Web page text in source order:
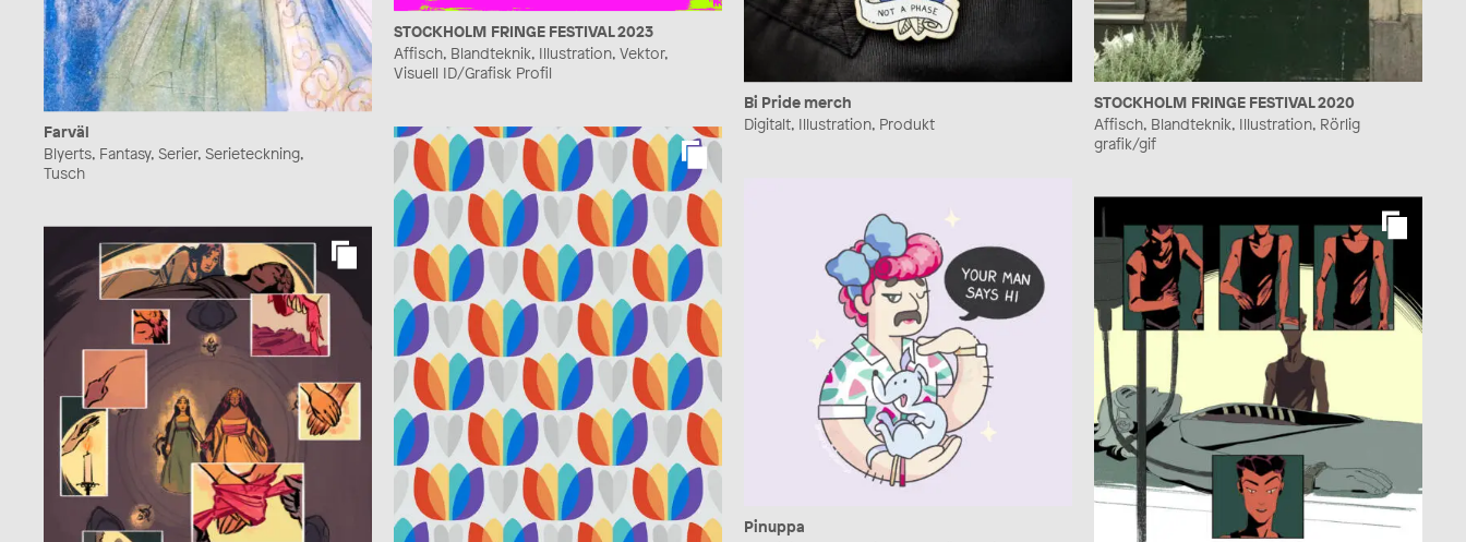
Farväl
Blyerts, Fantasy, Serier, Serieteckning,
Tusch
STOCKHOLM FRINGE FESTIVAL 2020
Affisch, Blandteknik, Illustration, Rörlig
grafik/gif
STOCKHOLM FRINGE FESTIVAL 2023
Affisch, Blandteknik, Illustration, Vektor,
Visuell ID/Grafisk Profil
Bi Pride merch
Digitalt, Illustration, Produkt
Pinuppa